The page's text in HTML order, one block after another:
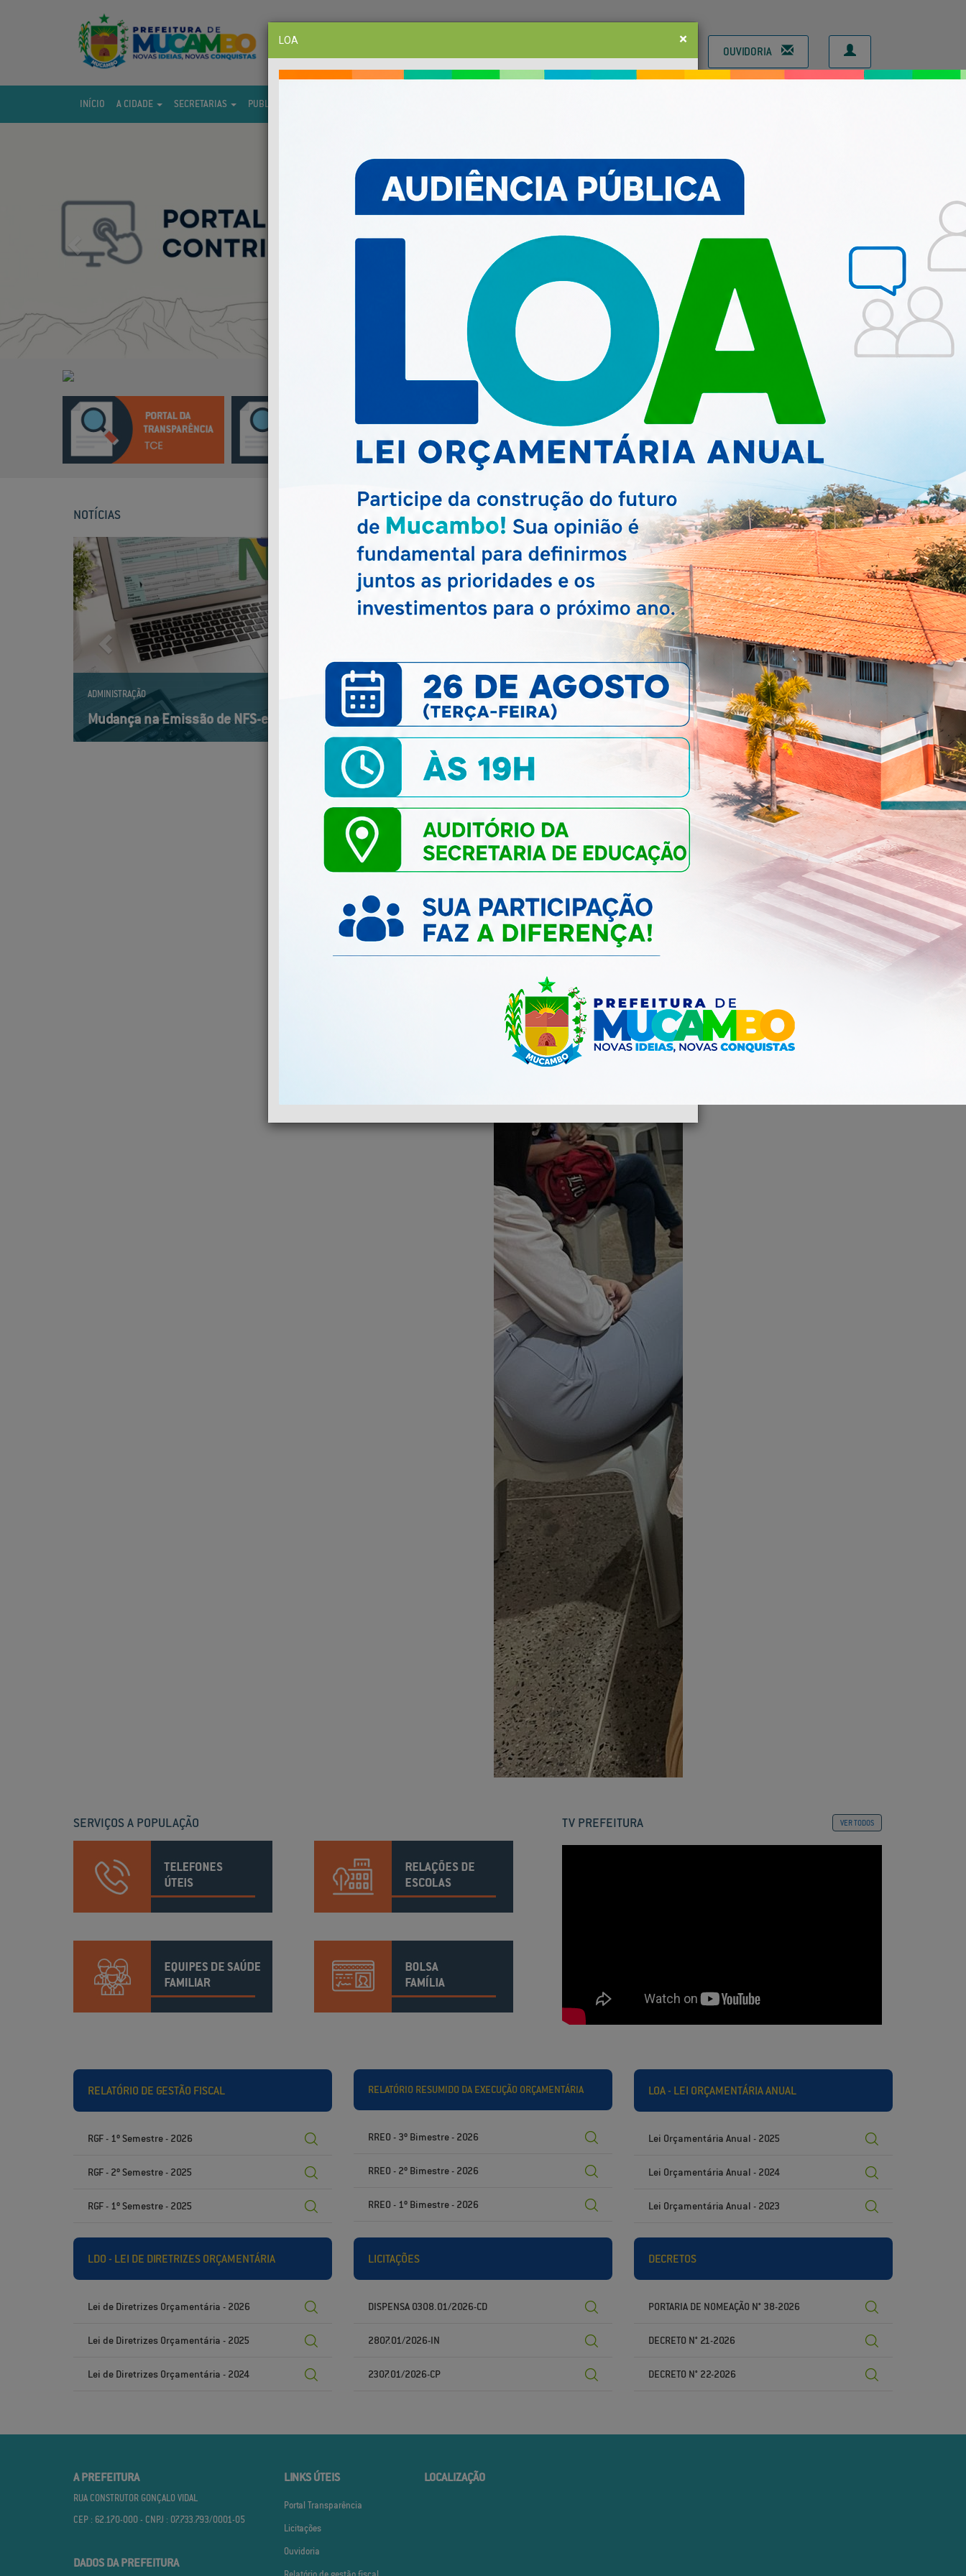
OUVIDORIA
INÍCIO A CIDADE SECRETARIAS PUBLICAÇÕES
NOTÍCIAS
ADMINISTRAÇÃO
Mudança na Emissão de NFS-e
Previous Next
MAIS NOTÍCIAS
INFRAESTRUTURA
Convite 1ª Conferência
Municipal das Cidades...
EDUCAÇÃO
Mucambo é Reconhecido
pelo Compromisso com a
Alfa...
SAÚDE
JANEIRO BRANCO – MÊS
DE CONSCIENTIZAÇÃO S...
SAÚDE
USO OBRIGATÓRIO DE
MASCARA EM TODOS OS
DEPARTAMEN...
SAÚDE
AÇÕES EM ALUSÃO AO
NOVEMBRO AZUL...
SERVIÇOS A POPULAÇÃO TV PREFEITURA VER TODOS
RELATÓRIO DE GESTÃO FISCAL
RGF - 1º Semestre - 2026
RGF - 2º Semestre - 2025
RGF - 1º Semestre - 2025
RELATÓRIO RESUMIDO DA EXECUÇÃO ORÇAMENTÁRIA
RREO - 3º Bimestre - 2026
RREO - 2º Bimestre - 2026
RREO - 1º Bimestre - 2026
LOA - LEI ORÇAMENTÁRIA ANUAL
Lei Orçamentária Anual - 2025
Lei Orçamentária Anual - 2024
Lei Orçamentária Anual - 2023
LDO - LEI DE DIRETRIZES ORÇAMENTÁRIA
Lei de Diretrizes Orçamentária - 2026
Lei de Diretrizes Orçamentária - 2025
Lei de Diretrizes Orçamentária - 2024
LICITAÇÕES
DISPENSA 0308.01/2026-CD
2807.01/2026-IN
2307.01/2026-CP
DECRETOS
PORTARIA DE NOMEAÇÃO N° 38-2026
DECRETO N° 21-2026
DECRETO N° 22-2026
×
LOA
A PREFEITURA
RUA CONSTRUTOR GONÇALO VIDAL
CEP : 62.170­-000 - CNPJ : 07.733.793/0001­-05
DADOS DA PREFEITURA
LINKS ÚTEIS
Portal Transparência
Licitações
Ouvidoria
LOCALIZAÇÃO